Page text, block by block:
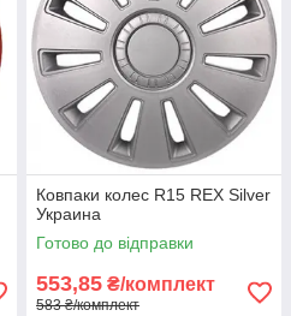
Ковпаки колес R15 REX Silver
Украина
Готово до відправки
553,85 ₴/комплект
583 ₴/комплект